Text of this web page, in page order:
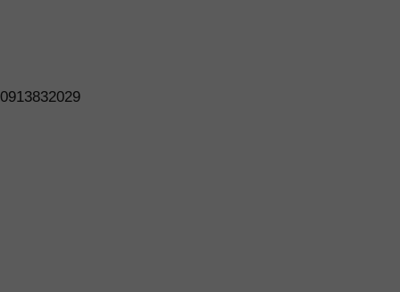
0913832029